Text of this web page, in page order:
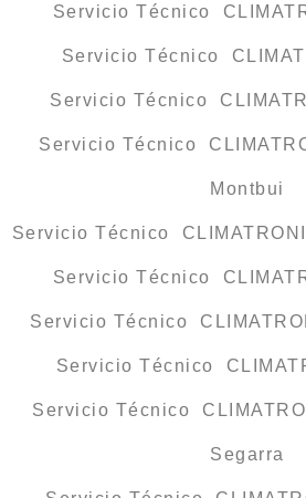
Servicio Técnico
Servicio Técnico
Servicio Técnico
Servicio Técnico
Montbui
Servicio Técnico
Servicio Técnico
Servicio Técnico
Servicio Técnico
Servicio Técnico
Segarra